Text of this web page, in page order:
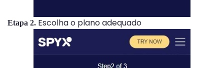
Etapa 2. Escolha o plano adequado